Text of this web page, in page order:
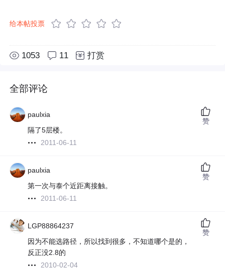
给本帖投票
1053 11 打赏
全部评论
paulxia
隔了5层楼。
2011-06-11
赞
paulxia
第一次与泰个近距离接触。
2011-06-11
赞
LGP88864237
因为不能选路径，所以找到很多，不知道哪个是的，
反正没2.8的
2010-02-04
赞